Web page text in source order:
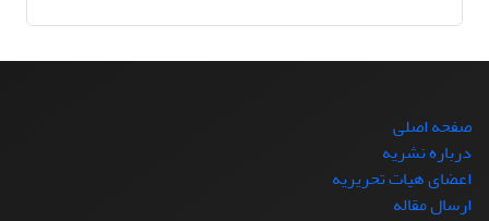
صفحه اصلی
درباره نشریه
اعضای هیات تحریریه
ارسال مقاله